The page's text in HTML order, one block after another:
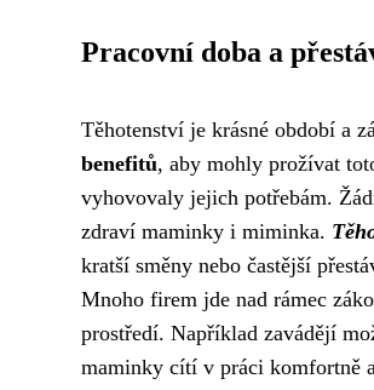
Pracovní doba a
Těhotenství je krásné období a
benefitů, aby mohly prožívat
vyhovovaly jejich potřebám.
zdraví maminky i miminka.
kratší směny nebo častější
Mnoho firem jde nad rámec
prostředí. Například zavádějí
maminky cítí v práci komfortně